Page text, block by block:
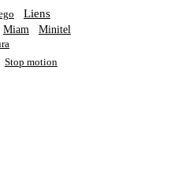
Liens
Miam
Minitel
Stop motion